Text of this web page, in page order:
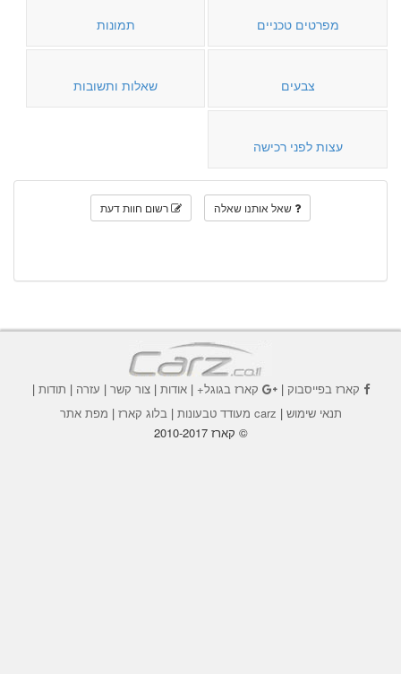
מפרטים טכניים תמונות
צבעים שאלות ותשובות
עצות לפני רכישה
שאל אותנו שאלה רשום חוות דעת
קארז בפייסבוק| קארז בגוגל+|אודות |צור קשר | עזרה | תודות |
תנאי שימוש | carz מעודד טבעונות | בלוג קארז | מפת אתר
© קארז 2010-2017